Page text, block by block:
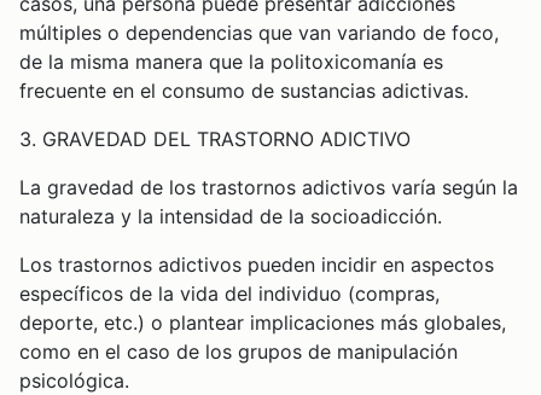
múltiples o dependencias que van variando de foco,
de la misma manera que la politoxicomanía es
frecuente en el consumo de sustancias adictivas.
3. GRAVEDAD DEL TRASTORNO ADICTIVO
La gravedad de los trastornos adictivos varía según la
naturaleza y la intensidad de la socioadicción.
Los trastornos adictivos pueden incidir en aspectos
específicos de la vida del individuo (compras,
deporte, etc.) o plantear implicaciones más globales,
como en el caso de los grupos de manipulación
psicológica.